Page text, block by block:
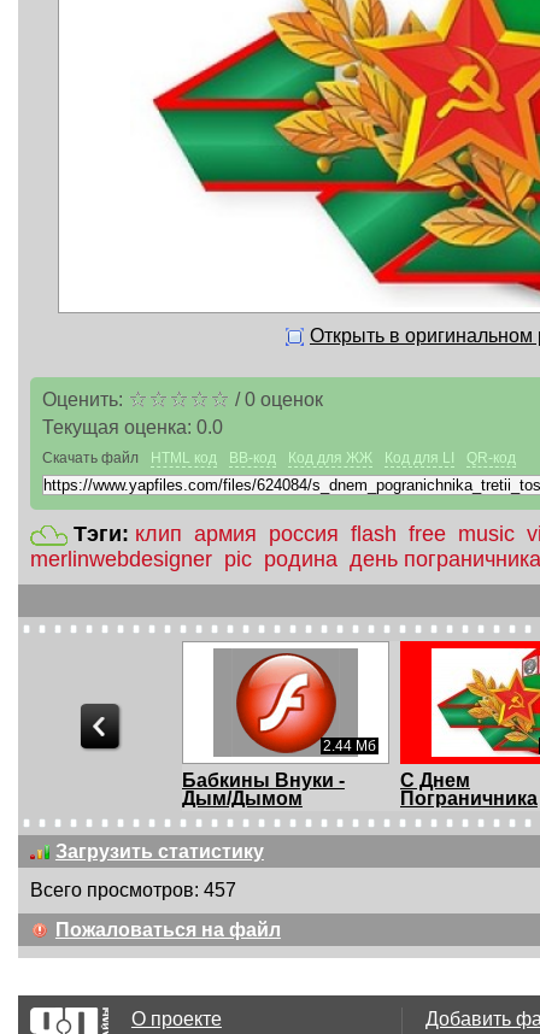
Открыть в оригинальном
Оценить: /0оценок
Текущая оценка: 0.0
Скачать файл HTML код BB-код Код для ЖЖ Код для LI QR-код
Тэги: клип армия россия flash free music
merlinwebdesigner pic родина день пограничника
27.66 Мб 2.44 Мб
Бабкины Внуки -
Дым/Дымом
потянуло
С Днем
Пограничника
Загрузить статистику
Всего просмотров: 457
Пожаловаться на файл
О проекте
Добавить